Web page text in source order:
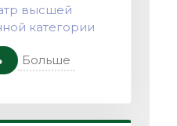
высшей
категории
Больше